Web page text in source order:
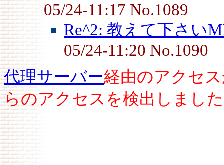
05/24-11:17 No.1089
Re^2: 教えて下さい
05/24-11:20 No.1090
代理サーバー経由のアクセ
らのアクセスを検出しまし